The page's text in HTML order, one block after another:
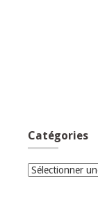
Catégories
Catégories